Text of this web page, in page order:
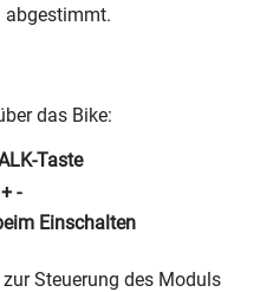
abgestimmt.
das Bike:
Taste
-
Einschalten
Steuerung des Moduls